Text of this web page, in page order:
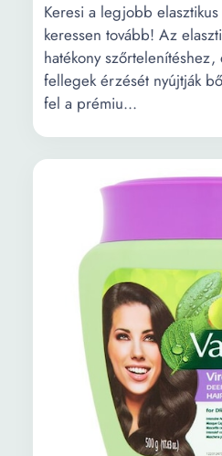
Keresi a legjobb
keressen tovább! Az
hatékony szőrtelenítéshez,
fellegek érzését nyújtják
fel a prémiu...